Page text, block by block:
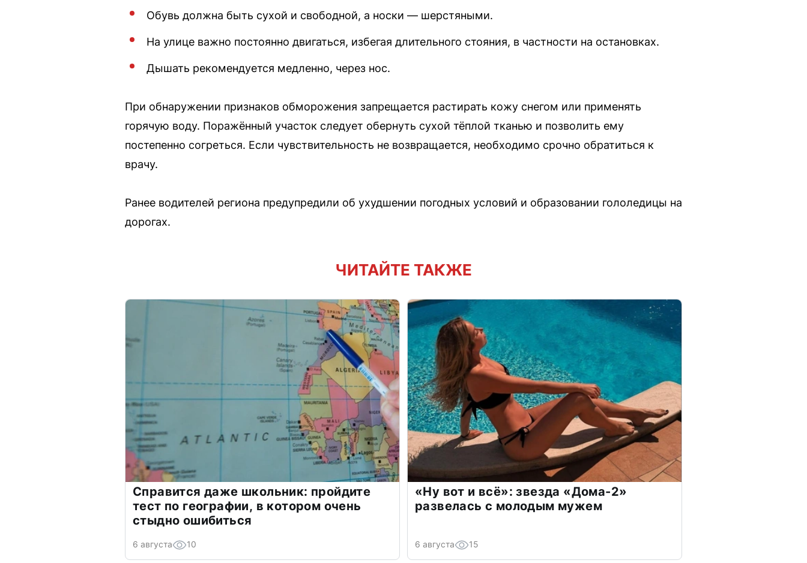
Обувь должна быть сухой и свободной, а носки — шерстяными.
На улице важно постоянно двигаться, избегая длительного стояния, в частности на остановках.
Дышать рекомендуется медленно, через нос.
При обнаружении признаков обморожения запрещается растирать кожу снегом или применять
горячую воду. Поражённый участок следует обернуть сухой тёплой тканью и позволить ему
постепенно согреться. Если чувствительность не возвращается, необходимо срочно обратиться к
врачу.
Ранее водителей региона предупредили об ухудшении погодных условий и образовании гололедицы на
дорогах.
ЧИТАЙТЕ ТАКЖЕ
Справится даже школьник: пройдите
тест по географии, в котором очень
стыдно ошибиться
6 августа 10
«Ну вот и всё»: звезда «Дома-2»
развелась с молодым мужем
6 августа 15